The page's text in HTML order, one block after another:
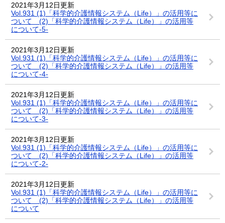
2021年3月12日更新
Vol.931 (1)「科学的介護情報システム（Life）」の活用等に
ついて (2)「科学的介護情報システム（Life）」の活用等
について-5-
2021年3月12日更新
Vol.931 (1)「科学的介護情報システム（Life）」の活用等に
ついて (2)「科学的介護情報システム（Life）」の活用等
について-4-
2021年3月12日更新
Vol.931 (1)「科学的介護情報システム（Life）」の活用等に
ついて (2)「科学的介護情報システム（Life）」の活用等
について-3-
2021年3月12日更新
Vol.931 (1)「科学的介護情報システム（Life）」の活用等に
ついて (2)「科学的介護情報システム（Life）」の活用等
について-2-
2021年3月12日更新
Vol.931 (1)「科学的介護情報システム（Life）」の活用等に
ついて (2)「科学的介護情報システム（Life）」の活用等
について